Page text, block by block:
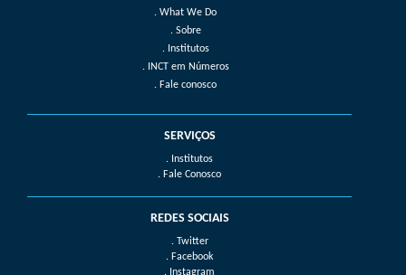
What We Do
Sobre
Institutos
INCT em Números
Fale conosco
SERVIÇOS
. Institutos
. Fale Conosco
REDES SOCIAIS
. Twitter
. Facebook
. Instagram